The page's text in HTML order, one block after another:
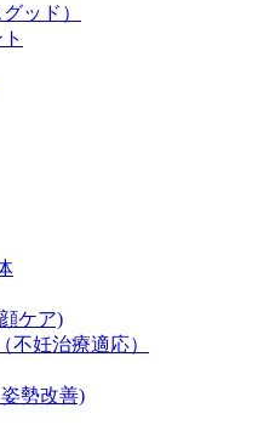
ッド）
ケア)
不妊治療適応）
勢改善)